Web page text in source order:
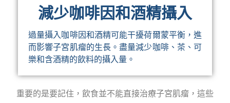
減少咖啡因和酒精攝入
過量攝入咖啡因和酒精可能干擾荷爾蒙平衡，進
而影響子宮肌瘤的生長。盡量減少咖啡、茶、可
樂和含酒精的飲料的攝入量。
重要的是要記住，飲食並不能直接治療子宮肌瘤，這些